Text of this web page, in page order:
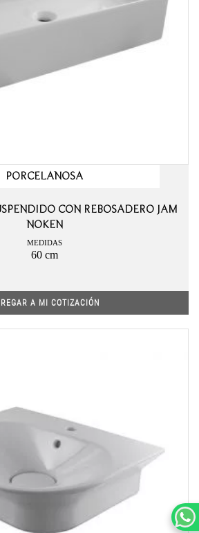
PORCELANOSA
CON REBOSADERO JAM
NOKEN
MEDIDAS
60 cm
A MI COTIZACIÓN